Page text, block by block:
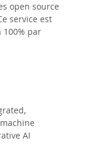
open source
service est
100% par
AI